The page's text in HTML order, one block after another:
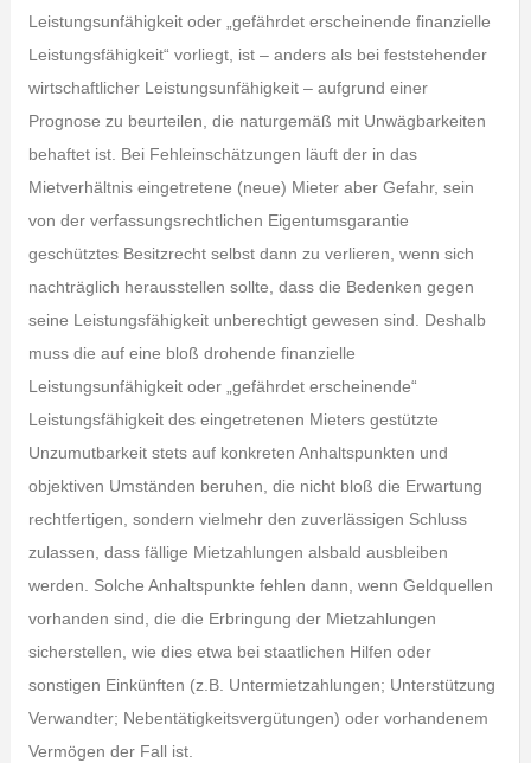
Leistungsunfähigkeit oder „gefährdet erscheinende finanzielle
Leistungsfähigkeit“ vorliegt, ist – anders als bei feststehender
wirtschaftlicher Leistungsunfähigkeit – aufgrund einer
Prognose zu beurteilen, die naturgemäß mit Unwägbarkeiten
behaftet ist. Bei Fehleinschätzungen läuft der in das
Mietverhältnis eingetretene (neue) Mieter aber Gefahr, sein
von der verfassungsrechtlichen Eigentumsgarantie
geschütztes Besitzrecht selbst dann zu verlieren, wenn sich
nachträglich herausstellen sollte, dass die Bedenken gegen
seine Leistungsfähigkeit unberechtigt gewesen sind. Deshalb
muss die auf eine bloß drohende finanzielle
Leistungsunfähigkeit oder „gefährdet erscheinende“
Leistungsfähigkeit des eingetretenen Mieters gestützte
Unzumutbarkeit stets auf konkreten Anhaltspunkten und
objektiven Umständen beruhen, die nicht bloß die Erwartung
rechtfertigen, sondern vielmehr den zuverlässigen Schluss
zulassen, dass fällige Mietzahlungen alsbald ausbleiben
werden. Solche Anhaltspunkte fehlen dann, wenn Geldquellen
vorhanden sind, die die Erbringung der Mietzahlungen
sicherstellen, wie dies etwa bei staatlichen Hilfen oder
sonstigen Einkünften (z.B. Untermietzahlungen; Unterstützung
Verwandter; Nebentätigkeitsvergütungen) oder vorhandenem
Vermögen der Fall ist.